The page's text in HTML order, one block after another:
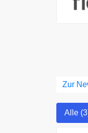
Zur
Alle